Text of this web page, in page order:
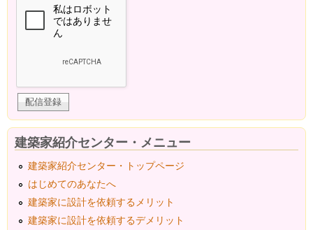
建築家紹介センター・メニュー
建築家紹介センター・トップページ
はじめてのあなたへ
建築家に設計を依頼するメリット
建築家に設計を依頼するデメリット